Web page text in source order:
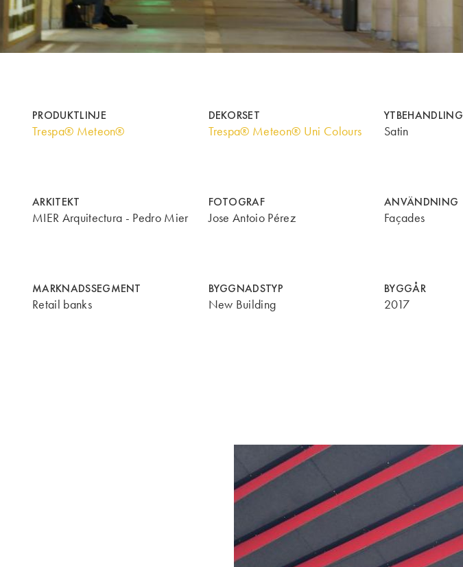
PRODUKTLINJE
Trespa® Meteon®
DEKORSET
Trespa® Meteon® Uni Colours
YTBEHANDLING
Satin
ARKITEKT
MIER Arquitectura - Pedro Mier
FOTOGRAF
Jose Antoio Pérez
ANVÄNDNING
Façades
MARKNADSSEGMENT
Retail banks
BYGGNADSTYP
New Building
BYGGÅR
2017